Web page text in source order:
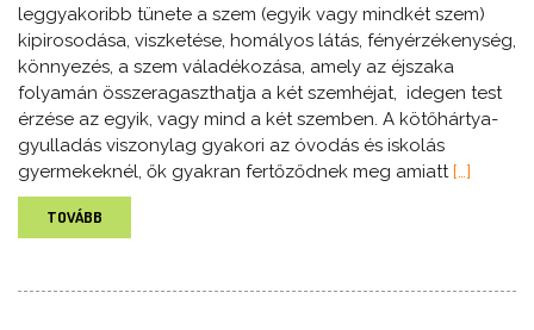
leggyakoribb tünete a szem (egyik vagy mindkét szem)
kipirosodása, viszketése, homályos látás, fényérzékenység,
könnyezés, a szem váladékozása, amely az éjszaka
folyamán összeragaszthatja a két szemhéjat, idegen test
érzése az egyik, vagy mind a két szemben. A kötőhártya-
gyulladás viszonylag gyakori az óvodás és iskolás
gyermekeknél, ők gyakran fertőződnek meg amiatt[…]
TOVÁBB